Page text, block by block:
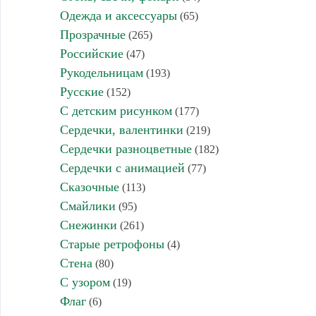
Одежда и аксессуары(65)
Прозрачные(265)
Российские(47)
Рукодельницам(193)
Русские(152)
С детским рисунком(177)
Сердечки, валентинки (219)
Сердечки разноцветные(182)
Сердечки с анимацией (77)
Сказочные(113)
Смайлики (95)
Снежинки (261)
Старые ретрофоны(4)
Стена (80)
С узором(19)
Флаг(6)